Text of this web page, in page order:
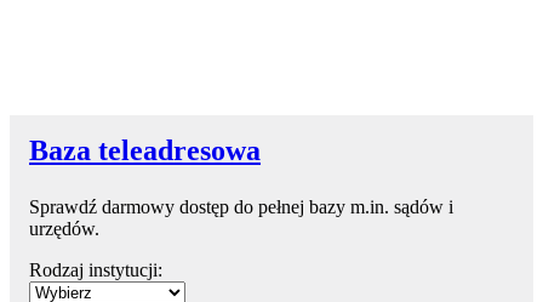
Baza teleadresowa
Sprawdź darmowy dostęp do pełnej bazy m.in. sądów i
urzędów.
Rodzaj instytucji: